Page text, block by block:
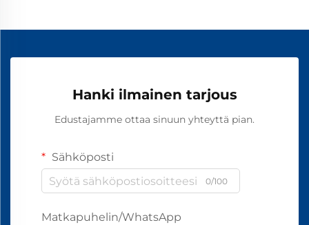
Hanki ilmainen tarjous
Edustajamme ottaa sinuun yhteyttä pian.
Sähköposti
0/100
Matkapuhelin/WhatsApp